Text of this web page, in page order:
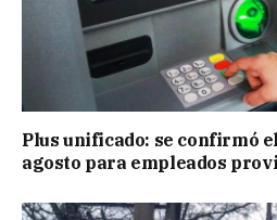
Plus unificado: se confirmó
agosto para empleados